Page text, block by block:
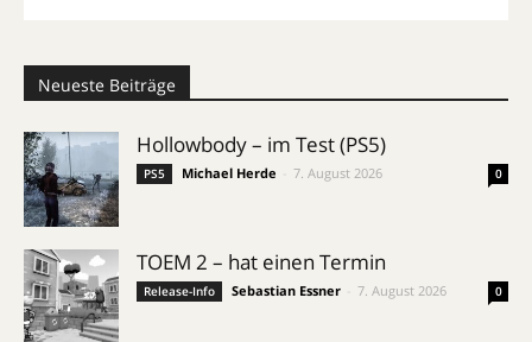
Neueste Beiträge
Hollowbody – im Test (PS5)
PS5 Michael Herde 7. August 2026 0
TOEM 2 – hat einen Termin
Release-Info Sebastian Essner 7. August 2026 0